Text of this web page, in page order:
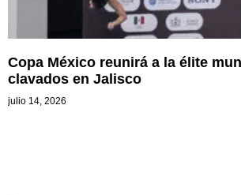
Copa México reunirá a la élite
clavados en Jalisco
julio 14, 2026